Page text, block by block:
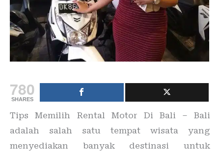
780
SHARES
Tips Memilih Rental Motor Di Bali – Bali
adalah salah satu tempat wisata yang
menyediakan banyak destinasi untuk